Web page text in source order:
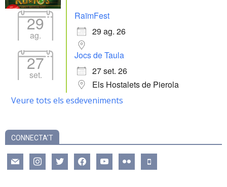
29
ag.
RaïmFest
29 ag. 26
27
set.
Jocs de Taula
27 set. 26
Els Hostalets de Pierola
Veure tots els esdeveniments
CONNECTA’T
mail instagramtwitter facebookyoutube flickr mobile